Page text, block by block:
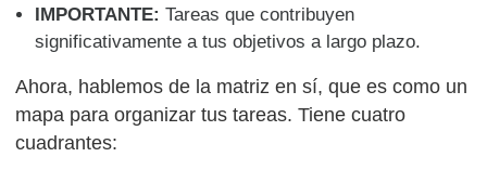
IMPORTANTE: Tareas que contribuyen
significativamente a tus objetivos a largo plazo.
Ahora, hablemos de la matriz en sí, que es como un
mapa para organizar tus tareas. Tiene cuatro
cuadrantes: